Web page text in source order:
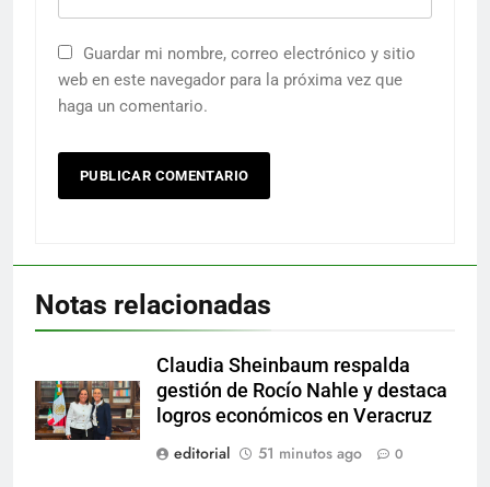
Guardar mi nombre, correo electrónico y sitio
web en este navegador para la próxima vez que
haga un comentario.
Notas relacionadas
Claudia Sheinbaum respalda
gestión de Rocío Nahle y destaca
logros económicos en Veracruz
editorial
51 minutos ago 0